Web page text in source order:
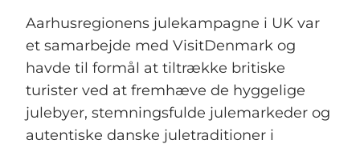
Aarhusregionens julekampagne i UK var
et samarbejde med VisitDenmark og
havde til formål at tiltrække britiske
turister ved at fremhæve de hyggelige
julebyer, stemningsfulde julemarkeder og
autentiske danske juletraditioner i